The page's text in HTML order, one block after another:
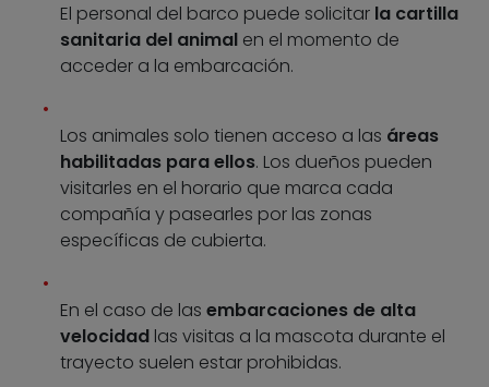
El personal del barco puede solicitar la cartilla
sanitaria del animal en el momento de
acceder a la embarcación.
Los animales solo tienen acceso a las áreas
habilitadas para ellos. Los dueños pueden
visitarles en el horario que marca cada
compañía y pasearles por las zonas
específicas de cubierta.
En el caso de las embarcaciones de alta
velocidad las visitas a la mascota durante el
trayecto suelen estar prohibidas.